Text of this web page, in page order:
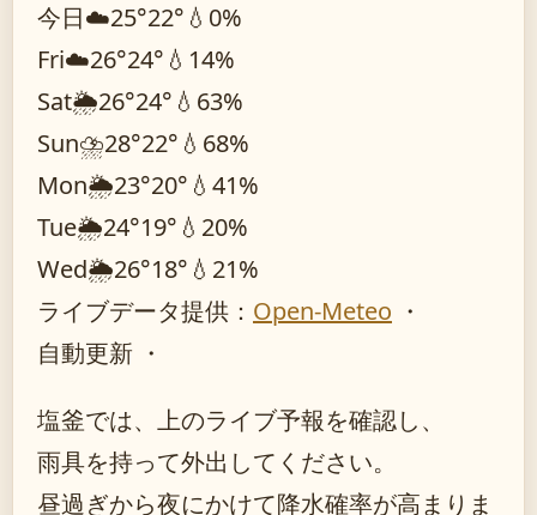
今日☁️25°22° 💧0%
Fri☁️26°24° 💧14%
Sat🌦️26°24° 💧63%
Sun⛈️28°22° 💧68%
Mon🌦️23°20° 💧41%
Tue🌦️24°19° 💧20%
Wed🌦️26°18° 💧21%
ライブデータ提供： Open-Meteo ・
自動更新 ・
塩釜では、上のライブ予報を確認し、
雨具を持って外出してください。
昼過ぎから夜にかけて降水確率が高まりま